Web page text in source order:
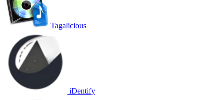
Tagalicious
iDentify